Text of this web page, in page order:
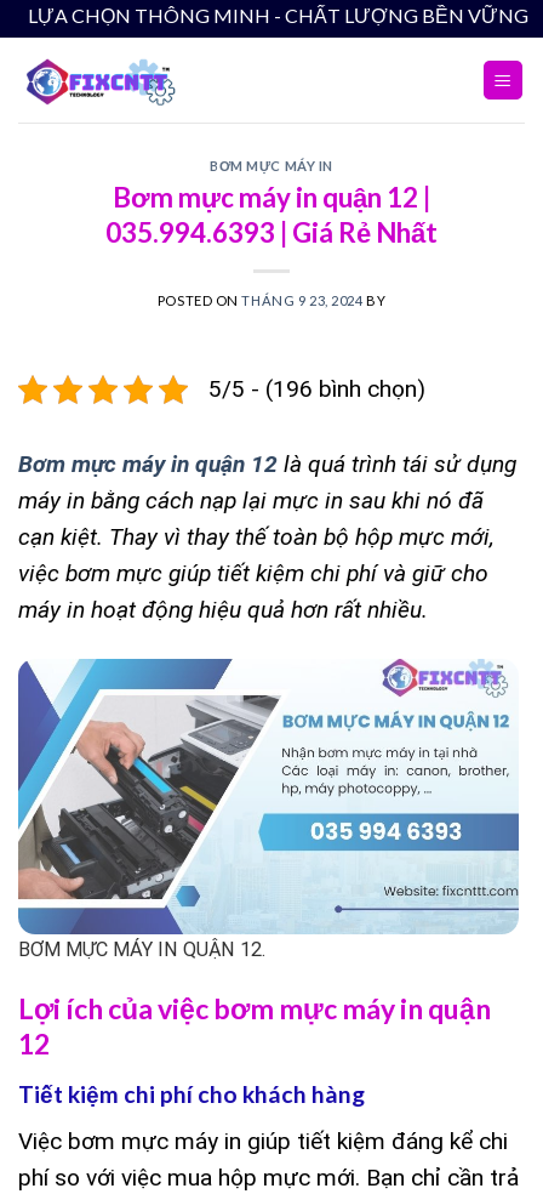
Skip
to
content
LỰA CHỌN THÔNG MINH - CHẤT LƯỢNG
BƠM MỰC MÁY IN
Bơm mực máy in quận 12 |
035.994.6393 | Giá Rẻ Nhất
POSTED ONTHÁNG 9 23, 2024 BY
5/5 - (196 bình chọn)
Bơm mực máy in quận 12 là quá trình tái sử dụng
máy in bằng cách nạp lại mực in sau khi nó đã
cạn kiệt. Thay vì thay thế toàn bộ hộp mực mới,
việc bơm mực giúp tiết kiệm chi phí và giữ cho
máy in hoạt động hiệu quả hơn rất nhiều.
BƠM MỰC MÁY IN QUẬN 12.
Lợi ích của việc bơm mực máy in quận
12
Tiết kiệm chi phí cho khách hàng
Việc bơm mực máy in giúp tiết kiệm đáng kể chi
phí so với việc mua hộp mực mới. Bạn chỉ cần trả